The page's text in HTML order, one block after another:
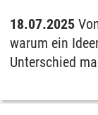
18.07.2025
warum ein
Unterschied